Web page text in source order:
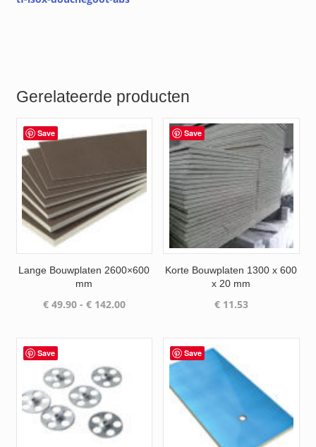
Gerelateerde producten
Save
Lange Bouwplaten 2600×600
mm
€49.90 - €142.00Prijsklasse:
Save
Korte Bouwplaten 1300 x 600
x 20 mm
€11.53
Save Save